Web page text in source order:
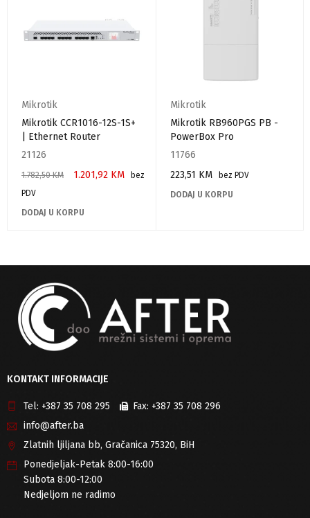
Mikrotik
Mikrotik CCR1016-12S-1S+
| Ethernet Router
21126
1.782,50KM 1.201,92 KM
bez
PDV
DODAJ U KORPU
Mikrotik
Mikrotik RB960PGS PB -
PowerBox Pro
11766
223,51 KM
bez PDV
DODAJ U KORPU
KONTAKT INFORMACIJE
Tel: +387 35 708 295 Fax: +387 35 708 296
info@after.ba
Zlatnih ljiljana bb, Gračanica 75320, BiH
Ponedjeljak-Petak 8:00-16:00
Subota 8:00-12:00
Nedjeljom ne radimo